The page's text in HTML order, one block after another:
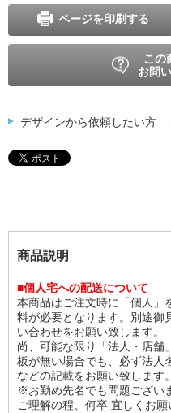
ページを印刷する
この
お問
デザインから依頼したい方
商品説明
■個人宅への配送について
本商品はご注文時に「個人」
料が必要となります。別途御
い合わせをお願い致します。
尚、可能な限り「法人・店舗
板が無い場合でも、必ず法人
などの記載をお願い致します。
※お勤め先名でも問題ござい
ご理解の程、何卒 宜しくお願